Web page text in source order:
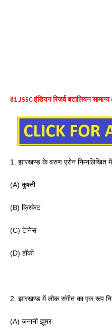
81.JSSC इंडियन रिजर्व बटालियन सामान्य
1. झारखण्ड के वरुण एरोन
(A) कुश्ती
(B) क्रिकेट
(C) टेनिस
(D) हॉकी
2. झारखण्ड में लोक संगीत का एक रूप
(A) जनानी झूमर